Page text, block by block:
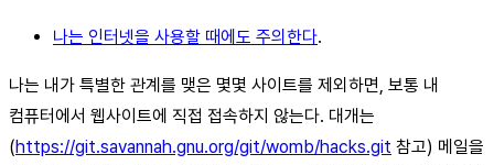
나는 인터넷을 사용할 때에도 주의한다.
나는 내가 특별한 관계를 맺은 몇몇 사이트를 제외하면, 보통 내
컴퓨터에서 웹사이트에 직접 접속하지 않는다. 대개는
(https://git.savannah.gnu.org/git/womb/hacks.git 참고) 메일을